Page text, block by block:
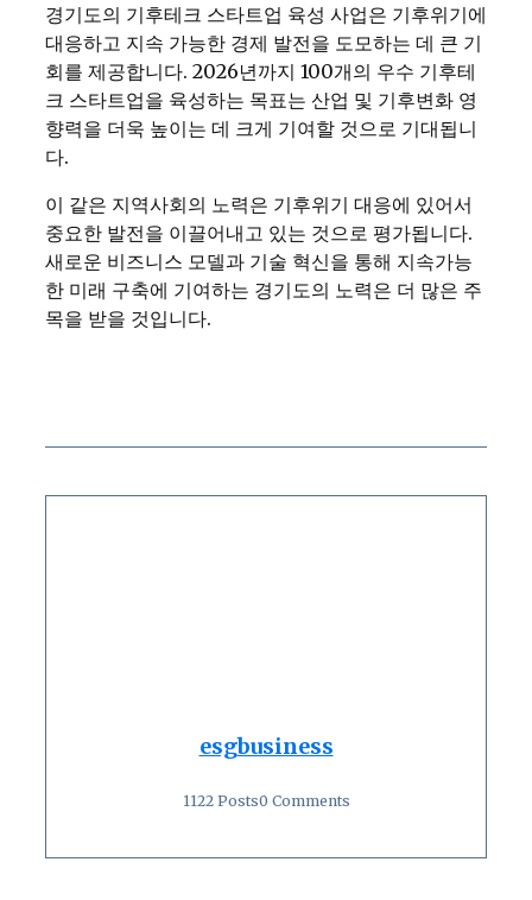
경기도의 기후테크 스타트업 육성 사업은 기후위기에
대응하고 지속 가능한 경제 발전을 도모하는 데 큰 기
회를 제공합니다. 2026년까지 100개의 우수 기후테
크 스타트업을 육성하는 목표는 산업 및 기후변화 영
향력을 더욱 높이는 데 크게 기여할 것으로 기대됩니
다.
이 같은 지역사회의 노력은 기후위기 대응에 있어서
중요한 발전을 이끌어내고 있는 것으로 평가됩니다.
새로운 비즈니스 모델과 기술 혁신을 통해 지속가능
한 미래 구축에 기여하는 경기도의 노력은 더 많은 주
목을 받을 것입니다.
esgbusiness
1122 Posts0 Comments